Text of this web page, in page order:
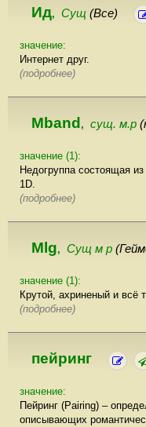
Ид, Сущ (Все)
значение:
Интернет друг.
(подробнее)
Mband , сущ. м.р
значение (1):
Недогруппа состоящая
1D.
(подробнее)
Mlg, Сущ м р
значение (1):
Крутой, ахриненый и всё
(подробнее)
пейринг
значение:
Пейринг (Pairing) –
описывающих